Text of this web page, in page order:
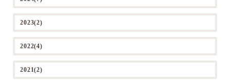
2023(2)
2022(4)
2021(2)